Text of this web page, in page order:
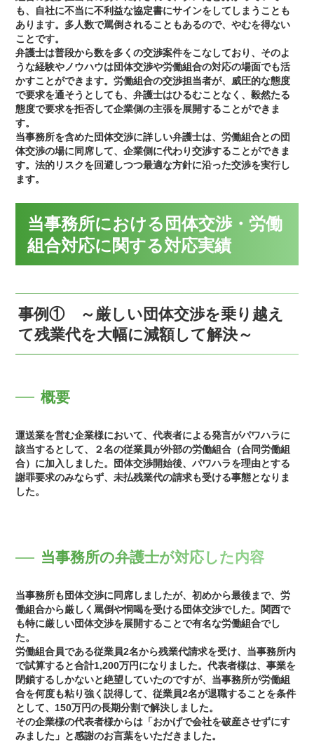
も、自社に不当に不利益な協定書にサインをしてしまうことも
あります。多人数で罵倒されることもあるので、やむを得ない
ことです。
弁護士は普段から数を多くの交渉案件をこなしており、そのよ
うな経験やノウハウは団体交渉や労働組合の対応の場面でも活
かすことができます。労働組合の交渉担当者が、威圧的な態度
で要求を通そうとしても、弁護士はひるむことなく、毅然たる
態度で要求を拒否して企業側の主張を展開することができま
す。
当事務所を含めた団体交渉に詳しい弁護士は、労働組合との団
体交渉の場に同席して、企業側に代わり交渉することができま
す。法的リスクを回避しつつ最適な方針に沿った交渉を実行し
ます。
当事務所における団体交渉・労働
組合対応に関する対応実績
事例① ～厳しい団体交渉を乗り越え
て残業代を大幅に減額して解決～
概要
運送業を営む企業様において、代表者による発言がパワハラに
該当するとして、２名の従業員が外部の労働組合（合同労働組
合）に加入しました。団体交渉開始後、パワハラを理由とする
謝罪要求のみならず、未払残業代の請求も受ける事態となりま
した。
当事務所の弁護士が対応した内容
当事務所も団体交渉に同席しましたが、初めから最後まで、労
働組合から厳しく罵倒や恫喝を受ける団体交渉でした。関西で
も特に厳しい団体交渉を展開することで有名な労働組合でし
た。
労働組合員である従業員2名から残業代請求を受け、当事務所内
で試算すると合計1,200万円になりました。代表者様は、事業を
閉鎖するしかないと絶望していたのですが、当事務所が労働組
合を何度も粘り強く説得して、従業員2名が退職することを条件
として、150万円の長期分割で解決しました。
その企業様の代表者様からは「おかげで会社を破産させずにす
みました」と感謝のお言葉をいただきました。